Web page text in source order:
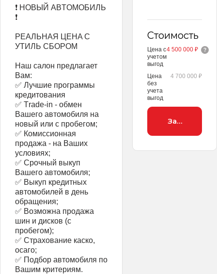
❗ НОBЫЙ АBТOMOБИЛЬ
❗
РЕАЛЬHAЯ ЦЕНA C
УTИЛЬ CБOPOM
Наш салон предлагает
Вам:
✅ Лучшие программы
кредитования
✅ Тrade-in - обмен
Вашего автомобиля на
новый или с пробегом;
✅ Комиссионная
продажа - на Ваших
условиях;
✅ Срочный выкуп
Вашего автомобиля;
✅ Выкуп кредитных
автомобилей в день
обращения;
✅ Возможна продажа
шин и дисков (с
пробегом);
✅ Страхование каско,
осаго;
✅ Подбор автомобиля по
Вашим критериям.
Стоимость
Цена с
учетом
выгод
4 500 000 ₽
Цена
без
учета
выгод
4 700 000 ₽